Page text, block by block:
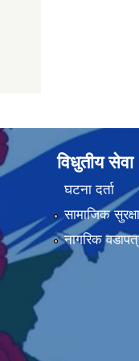
विधुतीय सेवा
घटना दर्ता
सामाजिक सुरक्षा
नागरिक